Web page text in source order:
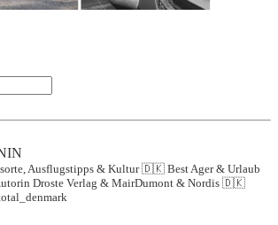
Ausflugstipps & Kultur🇩🇰 Best Ager & Urlaub
Droste Verlag & MairDumont & Nordis 🇩🇰